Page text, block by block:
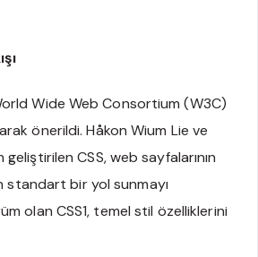
Wide Web Consortium (W3C)
önerildi. Håkon Wium Lie ve
CSS, web sayfalarının
standart bir yol sunmayı
olan CSS1, temel stil özelliklerini